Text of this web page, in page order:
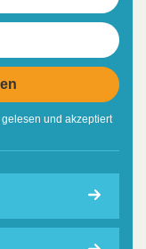
gelesen und akzeptiert